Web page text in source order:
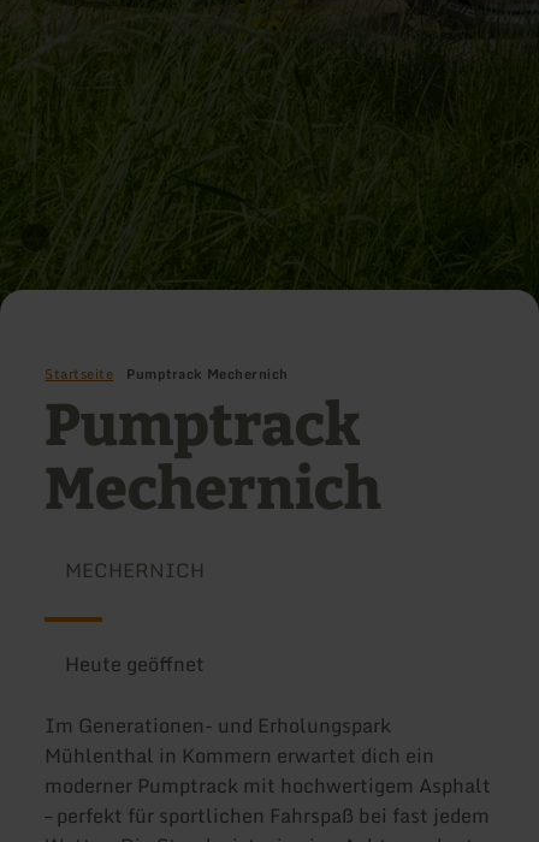
Startseite Pumptrack Mechernich
Pumptrack
Mechernich
MECHERNICH
Heute geöffnet
Im Generationen- und Erholungspark
Mühlenthal in Kommern erwartet dich ein
moderner Pumptrack mit hochwertigem Asphalt
– perfekt für sportlichen Fahrspaß bei fast jedem